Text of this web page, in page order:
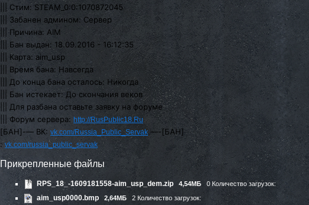
||| Стим: STEAM_0:0:1070872045
||| Забанен админом: Сервер
||| Причина: AIM
||| Бан выдан: 18.09.2016 - 16:12:35
||| Карта: aim_usp
||| Время бана: Навсегда
||| До конца бана осталось: Никогда
||| Бан истекает: До скончания веков
||| Для разбана оставьте заявку на форуме
||| Форум сервера: http://RusPublic18.Ru
[БАН]-— ВК: vk.com/Russia_Public_Servak —-[БАН]
:vk.com/russia_public_servak
Прикрепленные файлы
RPS_18_-1609181558-aim_usp_dem.zip 4,54МБ 0 Количество загрузок:
aim_usp0000.bmp 2,64МБ 2 Количество загрузок: